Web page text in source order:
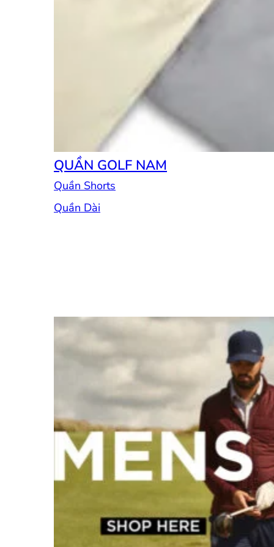
QUẦN GOLF NAM
Quần Shorts
Quần Dài